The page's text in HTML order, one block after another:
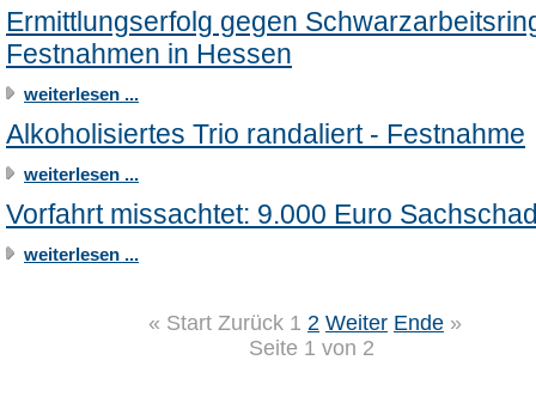
Ermittlungserfolg gegen
Festnahmen in Hessen
weiterlesen ...
Alkoholisiertes Trio randaliert - Festnahme
weiterlesen ...
Vorfahrt missachtet: 9.000 Euro
weiterlesen ...
« Start Zurück 1 2 Weiter Ende »
Seite 1 von 2